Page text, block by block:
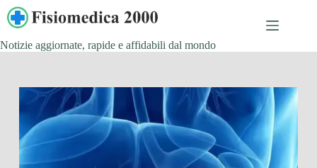
Salta
contenuto
Notizie aggiornate, rapide e affidabili dal mondo